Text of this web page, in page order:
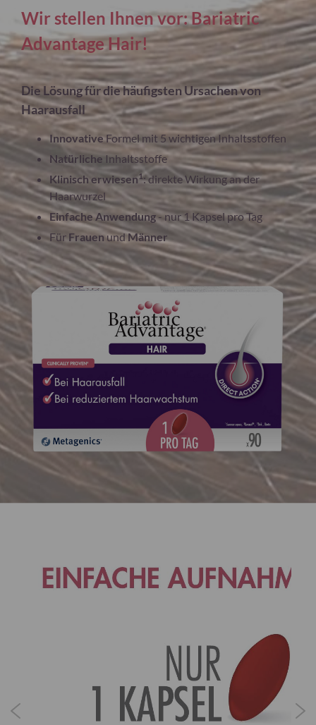
Wir stellen Ihnen vor: Bariatric
Advantage Hair!
Die Lösung für die häufigsten Ursachen von
Haarausfall
InnovativeFormel mit 5 wichtigen Inhaltsstoffen
Natürliche Inhaltsstoffe
Klinisch erwiesen1: direkte Wirkung an der
Haarwurzel
Einfache Anwendung- nur 1 Kapsel pro Tag
Für FrauenundMänner